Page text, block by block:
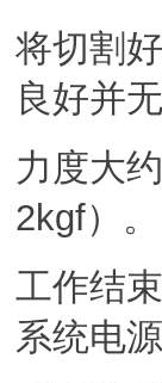
将切割
良好并
力度大
2kgf）。
工作结
系统电